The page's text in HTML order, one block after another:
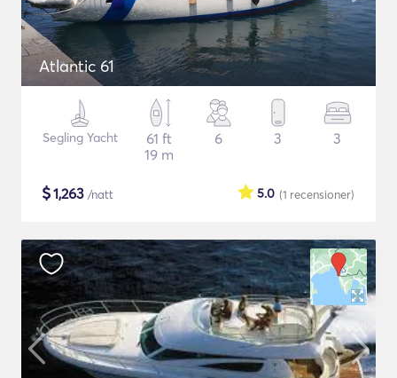
Atlantic 61
Segling Yacht
61 ft
19 m
6 3 3
$1,263 /natt (1 recensioner)
5.0